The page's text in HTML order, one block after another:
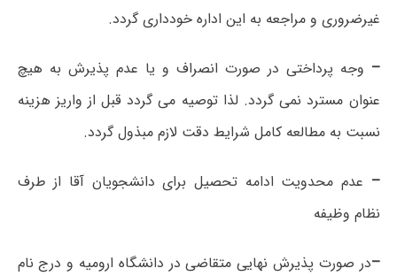
غیرضروری و مراجعه به این اداره خودداری گردد.
– وجه پرداختی در صورت انصراف و یا عدم پذیرش به هیچ
عنوان مسترد نمی گردد. لذا توصیه می گردد قبل از واریز هزینه
نسبت به مطالعه کامل شرایط دقت لازم مبذول گردد.
– عدم محدویت ادامه تحصیل برای دانشجویان آقا از طرف
نظام وظیفه
–در صورت پذیرش نهایی متقاضی در دانشگاه ارومیه و درج نام